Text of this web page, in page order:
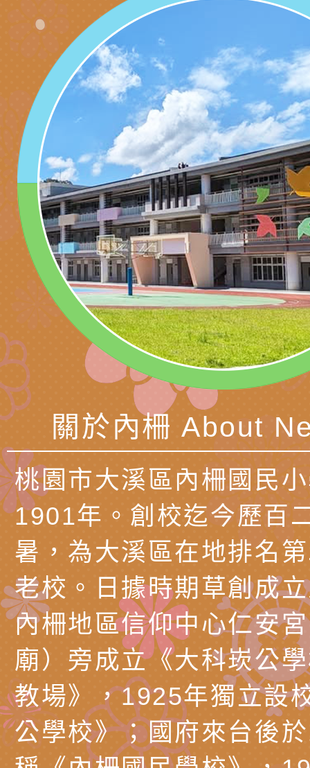
知能研習」
字稿
函轉國立臺灣師範大
「115學年度身心障
知能研習」
有關桃園市八德區大
學辦理「音樂班第27
樂會-憶起玩樂」
檢送桃園市政府家庭
「小桃家5月課程資
子的人際必修課」、
代的親職教養」海報
檢送「小桃家幸福+
實體座談會」海報
函轉臺北市勞動力重
委託辦理「2026臺
摩據點視覺設計競賽
章
檢送桃園市政府LED
字稿
函轉教育部訂於115
(星期六)下午2時至5
立臺灣科學教育館（
林區士商路189號）
理「115年度515國
導及系列座談活動」
檢送本市115學年度
術才能音樂班鑑定二
章
函轉本府新聞處115
安全宣導
檢送本府新聞處115
安全宣導
有關衛生福利部辦
逆境少年家庭支持服
員專業輔導及效能精
北、中、南共3場次
訓練
轉知社團法人中華民
礙聯盟辦理「2026
少意見交流大會」簡
台灣遊戲治療學會將
月至8月舉辦「空間
多元文化遊戲室之規
造」、「阿德勒心理
學諮商輔導的應用」
不只是遊戲 - 兒童遊
門工作坊 （中部場
檢送行政院新聞傳播
月份公共服務政策溝
訊
桃園市龜山區大坑國
理114學年度整合性
育講座「爸媽不暴走
成長」
台灣遊戲治療學會
日舉辦「空間的療癒
文化遊戲室之規畫與
檢送衛生福利部「政
材應注意之可及性格
有關本市桃園區中埔
「桃園市115年度兒
情緒管理訓練-獨輪
施計畫」
有關國立羅東高級中
「生命教育議題深化
議題論壇與生命塔羅
檢送LED跑馬燈文字
託播影片
有關教育部特殊教育
團學前及國中小身障
有關國立臺中教育大
關於內柵 About
桃園市大溪區內柵國民
1901年。創校迄今歷百
暑，為大溪區在地排名
老校。日據時期草創成
內柵地區信仰中心仁安
廟）旁成立《大科崁公
教場》，1925年獨立設
公學校》；國府來台後